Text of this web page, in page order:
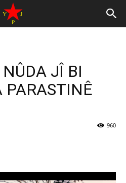
JÎ BI
PARASTINÊ
960